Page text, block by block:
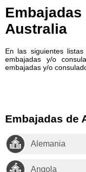
Australia
En las siguientes
embajadas y/o
embajadas y/o
Embajadas de
Alemania
Angola